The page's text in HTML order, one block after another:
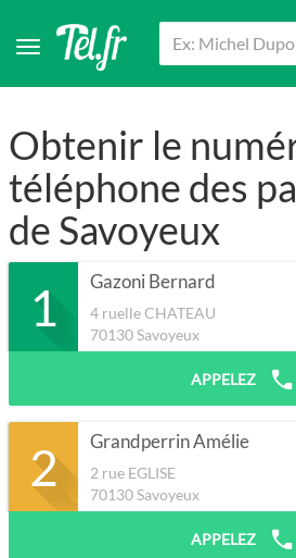
Obtenir le
téléphone des
de Savoyeux
1 Gazoni Bernard
4 ruelle CHATEAU
70130Savoyeux
APPELEZ
2 Grandperrin Amélie
2 rue EGLISE
70130Savoyeux
APPELEZ